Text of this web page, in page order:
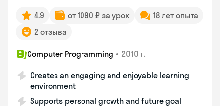
4.9 от 1090 ₽ за урок
18 лет опыта
2 отзыва
Computer Programming • 2010 г.
Creates an engaging and enjoyable learning
environment
Supports personal growth and future goal